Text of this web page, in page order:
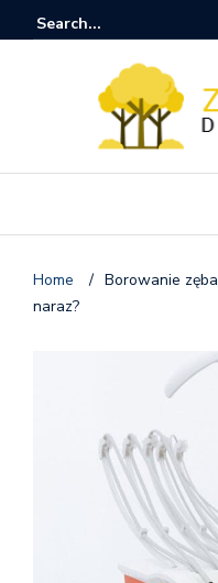
Home / Borowanie
naraz?